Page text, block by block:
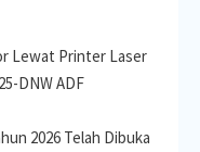
Lewat Printer Laser
DNW ADF
2026 Telah Dibuka